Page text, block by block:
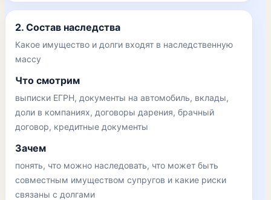
2. Состав наследства
Какое имущество и долги входят в наследственную
массу
Что смотрим
выписки ЕГРН, документы на автомобиль, вклады,
доли в компаниях, договоры дарения, брачный
договор, кредитные документы
Зачем
понять, что можно наследовать, что может быть
совместным имуществом супругов и какие риски
связаны с долгами